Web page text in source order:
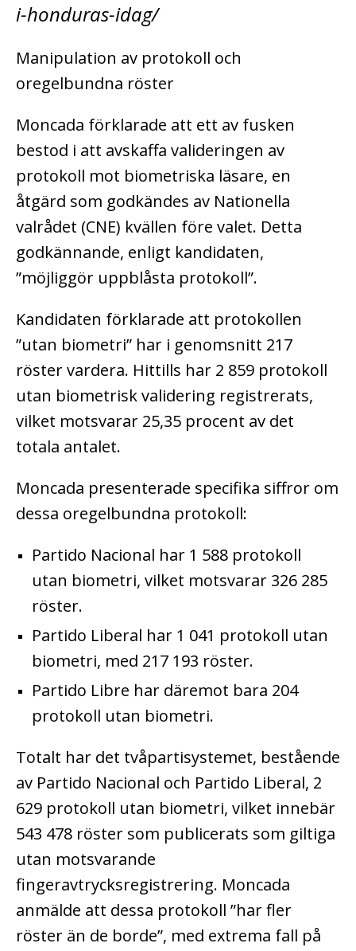
i-honduras-idag/
Manipulation av protokoll och
oregelbundna röster
Moncada förklarade att ett av fusken
bestod i att avskaffa valideringen av
protokoll mot biometriska läsare, en
åtgärd som godkändes av Nationella
valrådet (CNE) kvällen före valet. Detta
godkännande, enligt kandidaten,
”möjliggör uppblåsta protokoll”.
Kandidaten förklarade att protokollen
”utan biometri” har i genomsnitt 217
röster vardera. Hittills har 2 859 protokoll
utan biometrisk validering registrerats,
vilket motsvarar 25,35 procent av det
totala antalet.
Moncada presenterade specifika siffror om
dessa oregelbundna protokoll:
Partido Nacional har 1 588 protokoll
utan biometri, vilket motsvarar 326 285
röster.
Partido Liberal har 1 041 protokoll utan
biometri, med 217 193 röster.
Partido Libre har däremot bara 204
protokoll utan biometri.
Totalt har det tvåpartisystemet, bestående
av Partido Nacional och Partido Liberal, 2
629 protokoll utan biometri, vilket innebär
543 478 röster som publicerats som giltiga
utan motsvarande
fingeravtrycksregistrering. Moncada
anmälde att dessa protokoll ”har fler
röster än de borde”, med extrema fall på